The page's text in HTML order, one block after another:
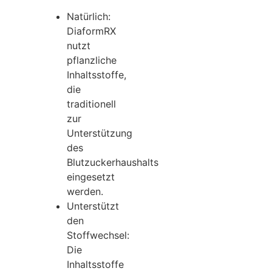
Natürlich:
DiaformRX
nutzt
pflanzliche
Inhaltsstoffe,
die
traditionell
zur
Unterstützung
des
Blutzuckerhaushalts
eingesetzt
werden.
Unterstützt
den
Stoffwechsel:
Die
Inhaltsstoffe